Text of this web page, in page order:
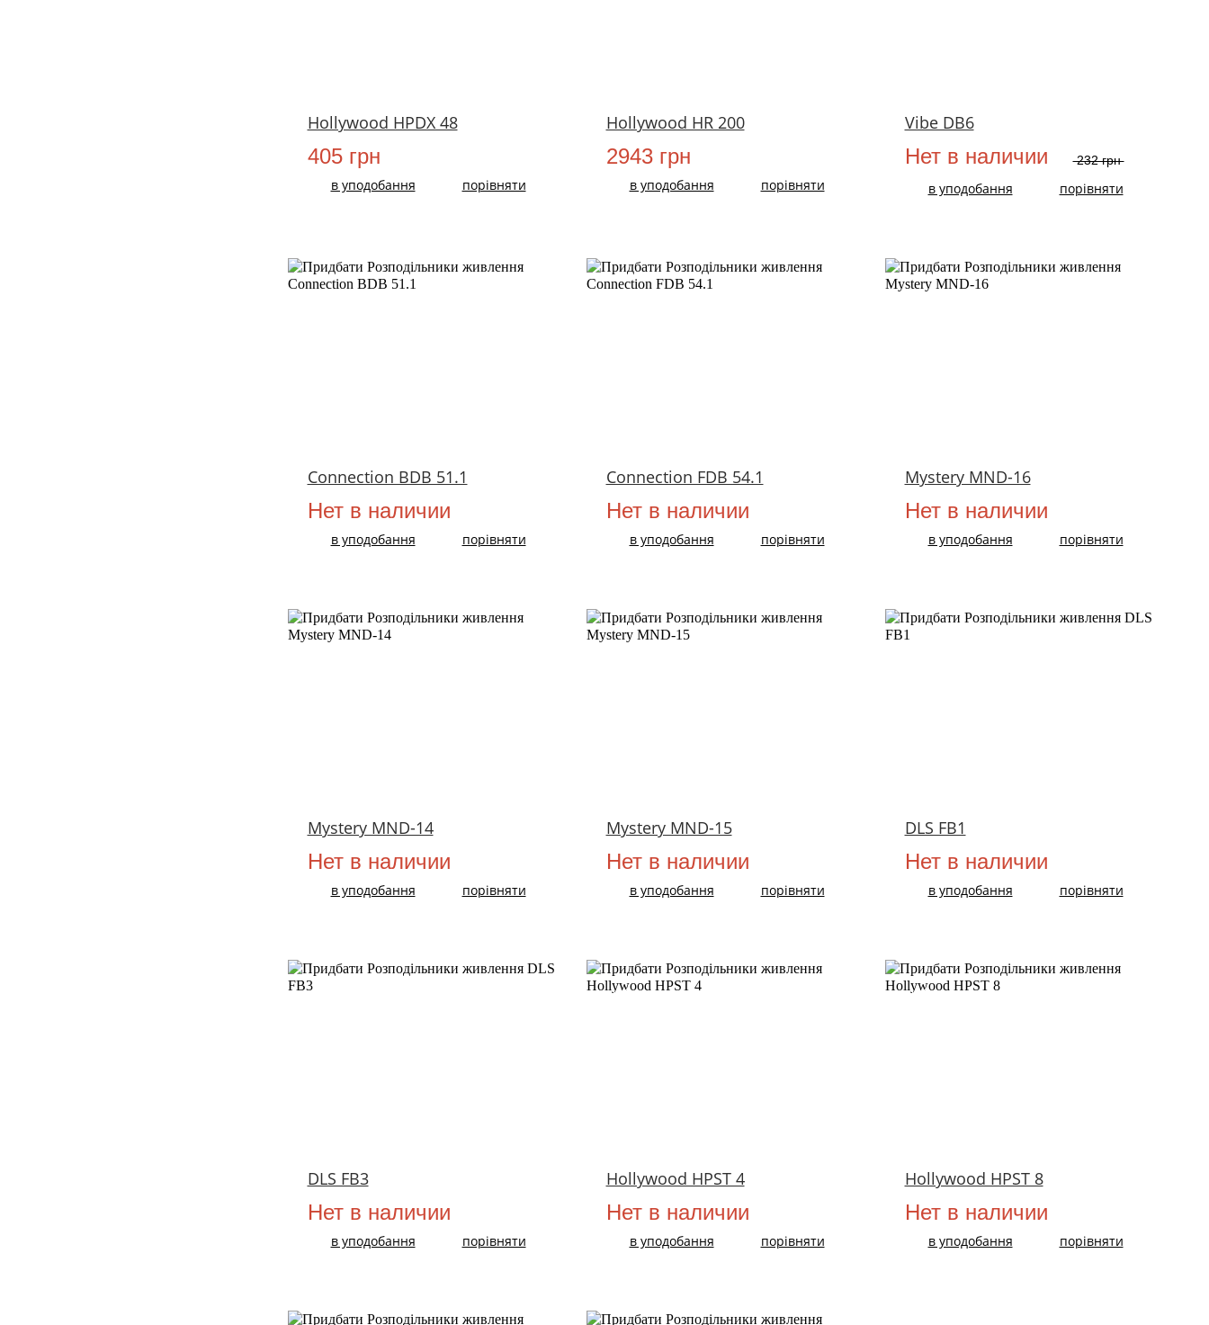
Hollywood HPDX 48
405 грн
в уподобання порівняти
Hollywood HR 200
2943 грн
в уподобання порівняти
Vibe DB6
Нет в наличии 232 грн
в уподобання порівняти
Connection BDB 51.1
Нет в наличии
в уподобання порівняти
Connection FDB 54.1
Нет в наличии
в уподобання порівняти
Mystery MND-16
Нет в наличии
в уподобання порівняти
Mystery MND-14
Нет в наличии
в уподобання порівняти
Mystery MND-15
Нет в наличии
в уподобання порівняти
DLS FB1
Нет в наличии
в уподобання порівняти
DLS FB3
Нет в наличии
в уподобання порівняти
НОВИЙ
Hollywood HPST 4
Нет в наличии
в уподобання порівняти
НОВИЙ
Hollywood HPST 8
Нет в наличии
в уподобання порівняти